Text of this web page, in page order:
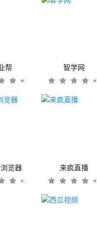
帮 智学网
览器 来疯直播